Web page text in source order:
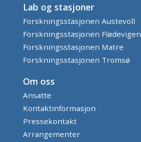
Lab og stasjoner
Forskningsstasjonen Austevoll
Forskningsstasjonen Flødevigen
Forskningsstasjonen Matre
Forskningsstasjonen Tromsø
Om oss
Ansatte
Kontaktinformasjon
Pressekontakt
Arrangementer